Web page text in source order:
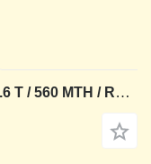
Renault C280 DTI 8 / FASSI crane 5.6 T / 560 MTH / Remote control / Rota